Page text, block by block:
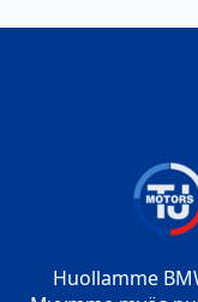
Huollamme